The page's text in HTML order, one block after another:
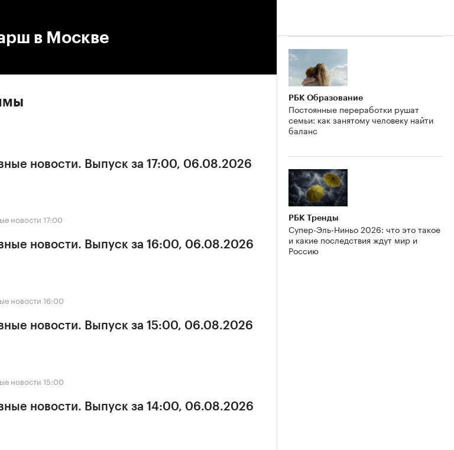
в Москве
новости. Выпуск за 17:00, 06.08.2026
новости 17:00
новости. Выпуск за 16:00, 06.08.2026
новости 16:00
новости. Выпуск за 15:00, 06.08.2026
новости 15:00
новости. Выпуск за 14:00, 06.08.2026
РБК Образование
Постоянные переработки рушат
семьи: как занятому человеку найти
баланс
РБК Тренды
Супер-Эль-Ниньо 2026: что это такое
и какие последствия ждут мир и
Россию